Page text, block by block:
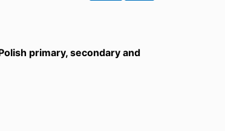
primary, secondary and